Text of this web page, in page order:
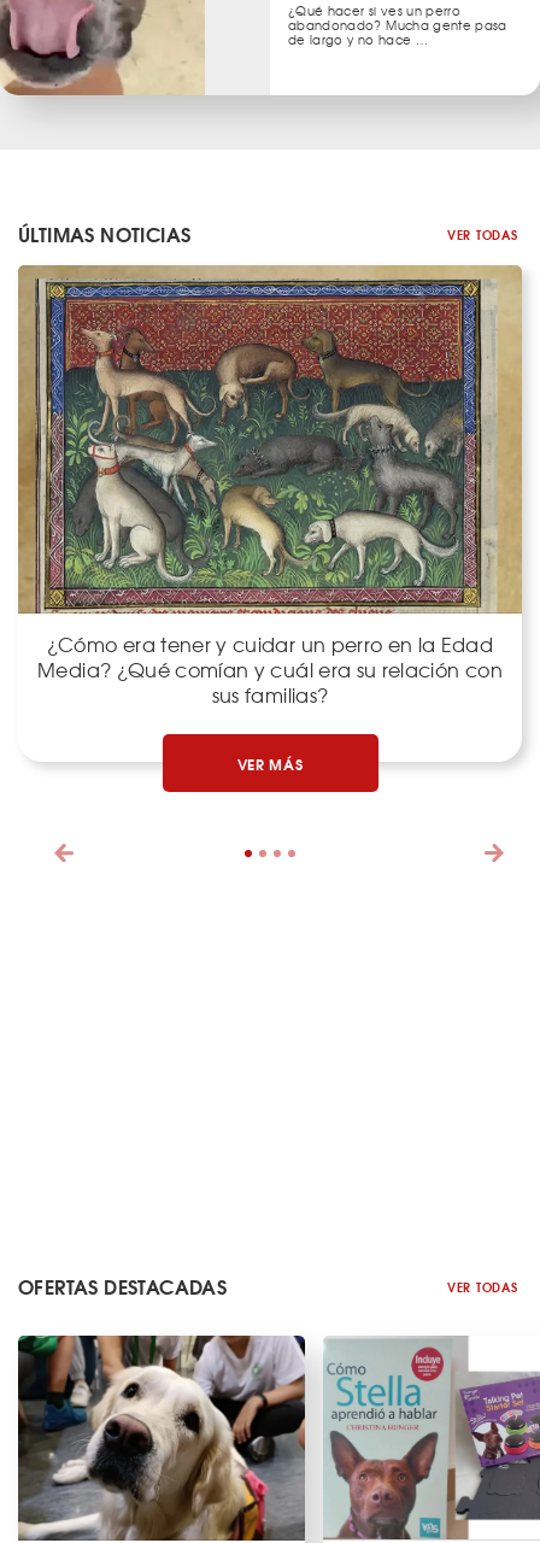
¿Qué hacer si ves un perro
abandonado? Mucha gente pasa
de largo y no hace …
ÚLTIMAS NOTICIAS VER TODAS
¿Cómo era tener y cuidar un perro en la Edad
Media? ¿Qué comían y cuál era su relación con
sus familias?
VER MÁS
OFERTAS DESTACADAS VER TODAS